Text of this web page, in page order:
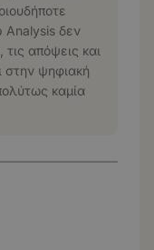
Analysis δεν
απόψεις και
στην ψηφιακή
καμία